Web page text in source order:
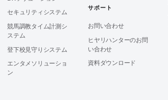
セキュリティシステム
競馬調教タイム計測シ
ステム
登下校見守りシステム
エンタメソリューショ
ン
サポート
お問い合わせ
ヒヤリハンターのお問
い合わせ
資料ダウンロード